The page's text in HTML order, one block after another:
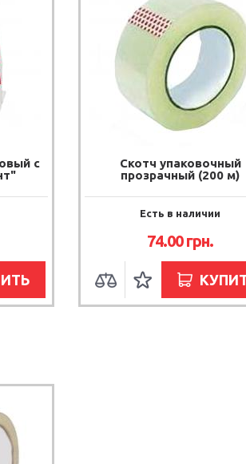
с
Скотч упаковочный
прозрачный (200 м)
Есть в наличии
74.00грн.